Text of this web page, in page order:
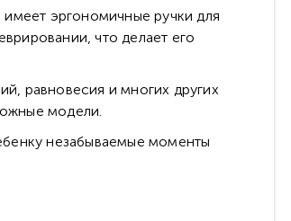
эргономичные ручки для
что делает его
равновесия и многих других
модели.
незабываемые моменты